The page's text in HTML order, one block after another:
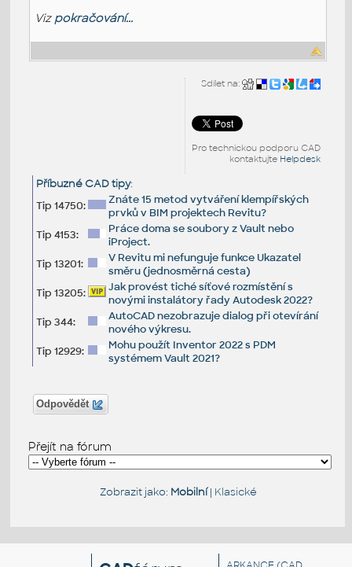
Viz pokračování...
Sdílet na:
Pro technickou podporu CAD
kontaktujte Helpdesk
Příbuzné CAD tipy:
Tip 14750:
Znáte 15 metod vytváření klempířských
prvků v BIM projektech Revitu?
Tip 4153:
Práce doma se soubory z Vault nebo
iProject.
Tip 13201:
V Revitu mi nefunguje funkce Ukazatel
směru (jednosměrná cesta)
Tip 13205:
Jak provést tiché síťové rozmístění s
novými instalátory řady Autodesk 2022?
Tip 344:
AutoCAD nezobrazuje dialog při otevírání
nového výkresu.
Tip 12929:
Mohu použít Inventor 2022 s PDM
systémem Vault 2021?
Odpovědět
Přejít na fórum
Zobrazit jako: Mobilní| Klasické